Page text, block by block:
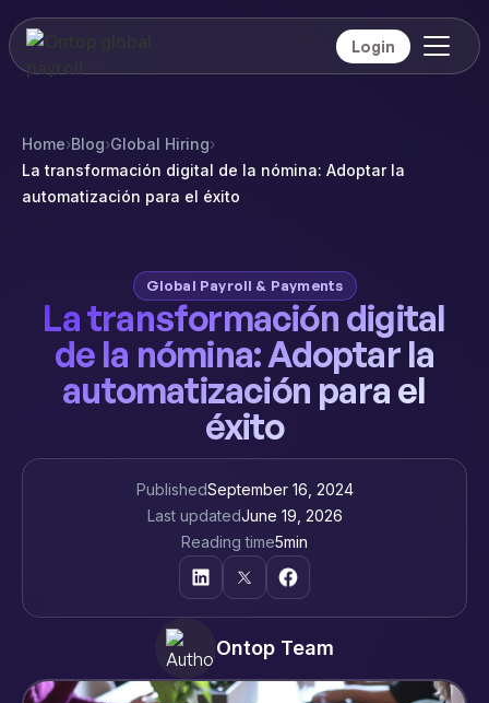
Login
Home›Blog›Global Hiring›
La transformación digital de la nómina: Adoptar la
automatización para el éxito
Global Payroll & Payments
La transformación digital
de la nómina: Adoptar la
automatización para el
éxito
PublishedSeptember 16, 2024
Last updatedJune 19, 2026
Reading time5min
Ontop Team